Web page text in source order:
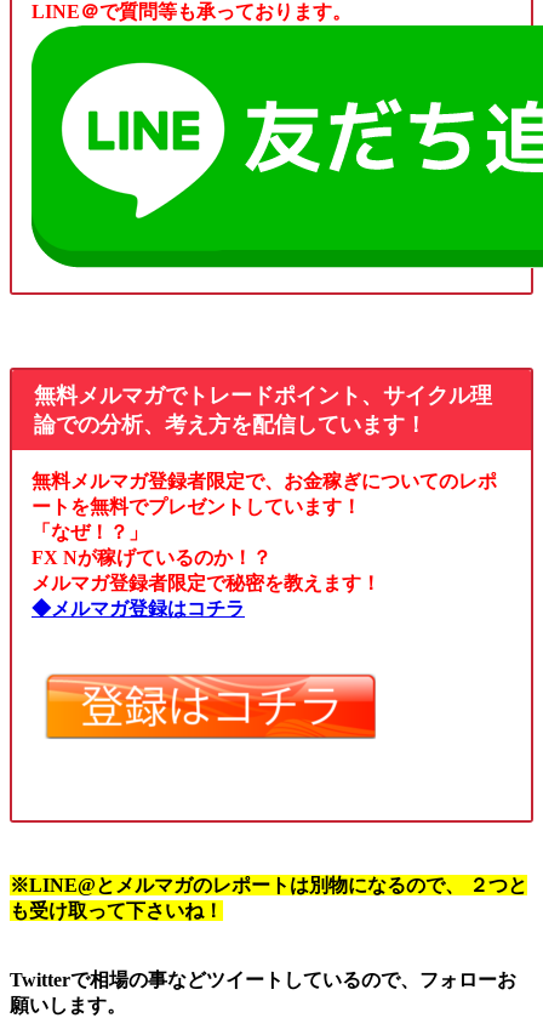
LINE＠で質問等も承っております。
無料メルマガでトレードポイント、サイクル理
論での分析、考え方を配信しています！
無料メルマガ登録者限定で、お金稼ぎについてのレポ
ートを無料でプレゼントしています！
「なぜ！？」
FX Nが稼げているのか！？
メルマガ登録者限定で秘密を教えます！
◆メルマガ登録はコチラ
※LINE@とメルマガのレポートは別物になるので、 ２つと
も受け取って下さいね！
Twitterで相場の事などツイートしているので、フォローお
願いします。